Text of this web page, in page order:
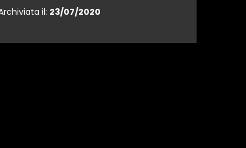
il: 23/07/2020